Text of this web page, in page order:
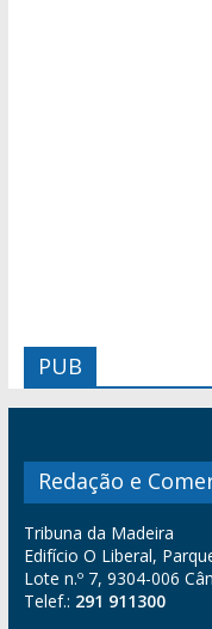
PUB
Redação e
Tribuna da Madeira
Edifício O Liberal,
Lote n.º 7, 9304-006
Telef.: 291 911300